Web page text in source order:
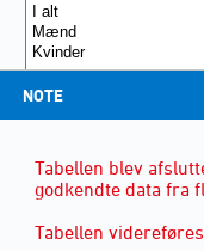
NOTE
Tabellen blev
godkendte data fra
Tabellen